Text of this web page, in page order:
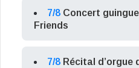
7/8 Concert
Friends
7/8 Récital d’orgue